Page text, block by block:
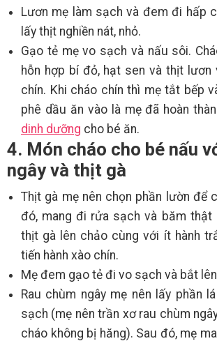
Lươn mẹ làm sạch và đem đi hấp
lấy thịt nghiền nát, nhỏ.
Gạo tẻ mẹ vo sạch và nấu sôi.
hỗn hợp bí đỏ, hạt sen và thịt lươn
chín. Khi cháo chín thì mẹ tắt bếp
phê dầu ăn vào là mẹ đã hoàn
dinh dưỡng cho bé ăn.
4. Món cháo cho bé nấu
ngây và thịt gà
Thịt gà mẹ nên chọn phần lườn để
đó, mang đi rửa sạch và băm thật
thịt gà lên chảo cùng với ít hành
tiến hành xào chín.
Mẹ đem gạo tẻ đi vo sạch và bắt
Rau chùm ngây mẹ nên lấy phần
sạch (mẹ nên trần xơ rau chùm
cháo không bị hăng). Sau đó, mẹ